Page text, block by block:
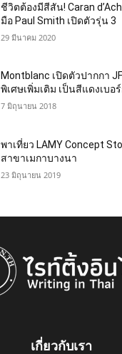
ชีวิตต้องมีสีสัน! Caran
มือ Paul Smith เปิดตัวรุ่น 3
29 มีนาคม 2020
Montblanc เปิดตัวปากกา
พิเศษเพิ่มเติม เป็นสีแดงเบอ
7 มิถุนายน 2018
พาเที่ยว LAMY Concept
สาขาเมกาบางนา
23 มิถุนายน 2019
เกี่ยวกับเรา